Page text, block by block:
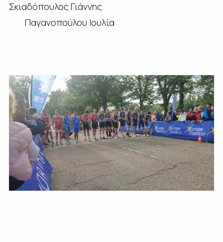
Σκιαδόπουλος Γιάννης
Παγανοπούλου Ιουλία